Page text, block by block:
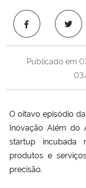
Ministério da Cidadania
Ministério da Saúde
Ministério de Minas e Energia
Ministério da Ciência,
Ministério do Meio Ambiente
Ministério do Turismo
Ministério do
Publicado em
O oitavo episódio
Inovação Além do
startup incubada
produtos e
precisão.